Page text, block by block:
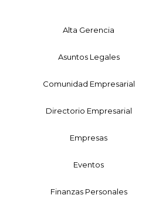
Alta Gerencia
Asuntos Legales
Comunidad Empresarial
Directorio Empresarial
Empresas
Eventos
Finanzas Personales